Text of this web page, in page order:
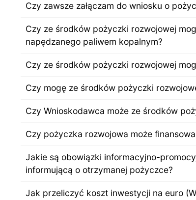
Czy zawsze załączam do wniosku o
Czy ze środków pożyczki rozwojowej
napędzanego paliwem kopalnym?
Czy ze środków pożyczki rozwojowej
Czy mogę ze środków pożyczki
Czy Wnioskodawca może ze środków
Czy pożyczka rozwojowa może
Jakie są obowiązki informacyjno-
informującą o otrzymanej pożyczce?
Jak przeliczyć koszt inwestycji na euro